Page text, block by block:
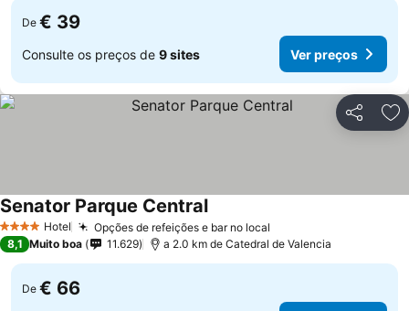
De € 39
Consulte os preços de 9 sites Ver preços
Partilhar
4 EstrelasHotel Opções de refeições e bar no local
Senator Parque Central
8,1 Muito boa 11.629 a 2.0 km de Catedral de Valencia
De € 66